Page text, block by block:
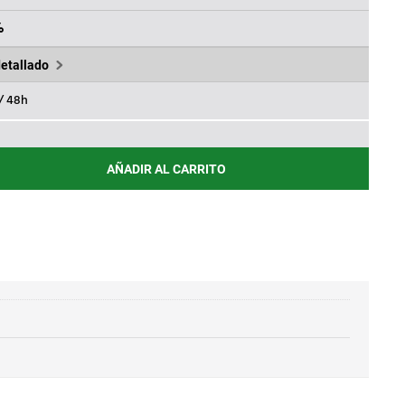
ES:
48h
AÑADIR AL CARRITO